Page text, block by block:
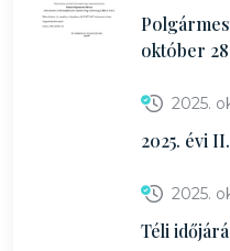
október
2025.
2025. évi
2025.
Téli